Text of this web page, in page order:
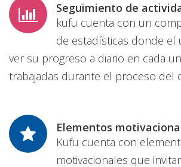
Seguimiento de
kufu cuenta con un
de estadísticas donde el
ver su progreso a diario en cada
trabajadas durante el proceso del
Elementos
Kufu cuenta con
motivacionales que